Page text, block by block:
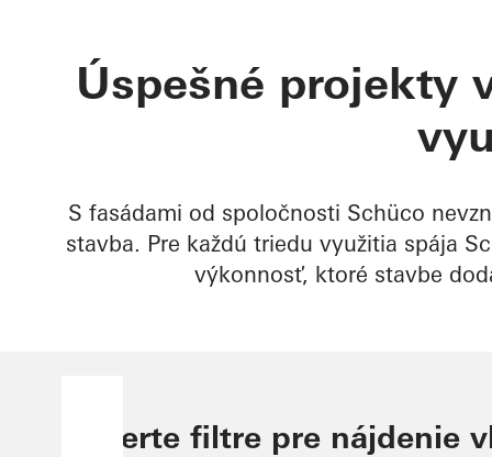
Úspešné projekty
S fasádami od spoločnosti Schüco
stavba. Pre každú triedu využitia spája
výkonnosť, ktoré stavbe
Vyberte filtre pre nájdenie